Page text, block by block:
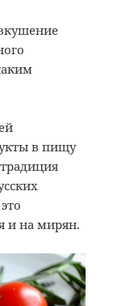
в пищу
и на мирян.